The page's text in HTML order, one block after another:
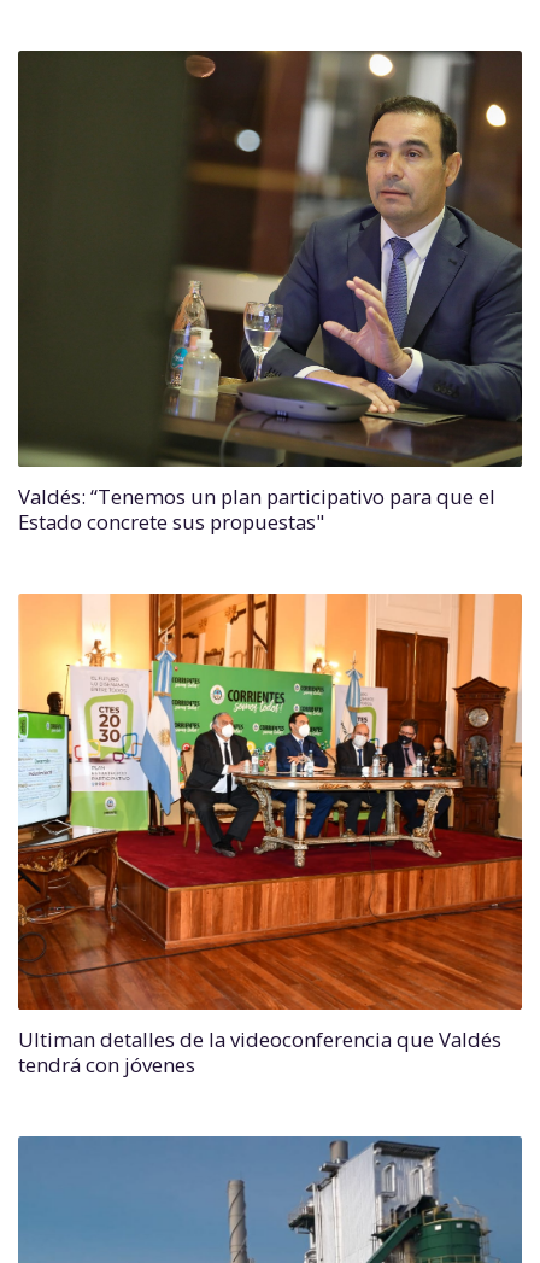
Valdés: “Tenemos un plan participativo para que el
Estado concrete sus propuestas"
Ultiman detalles de la videoconferencia que Valdés
tendrá con jóvenes